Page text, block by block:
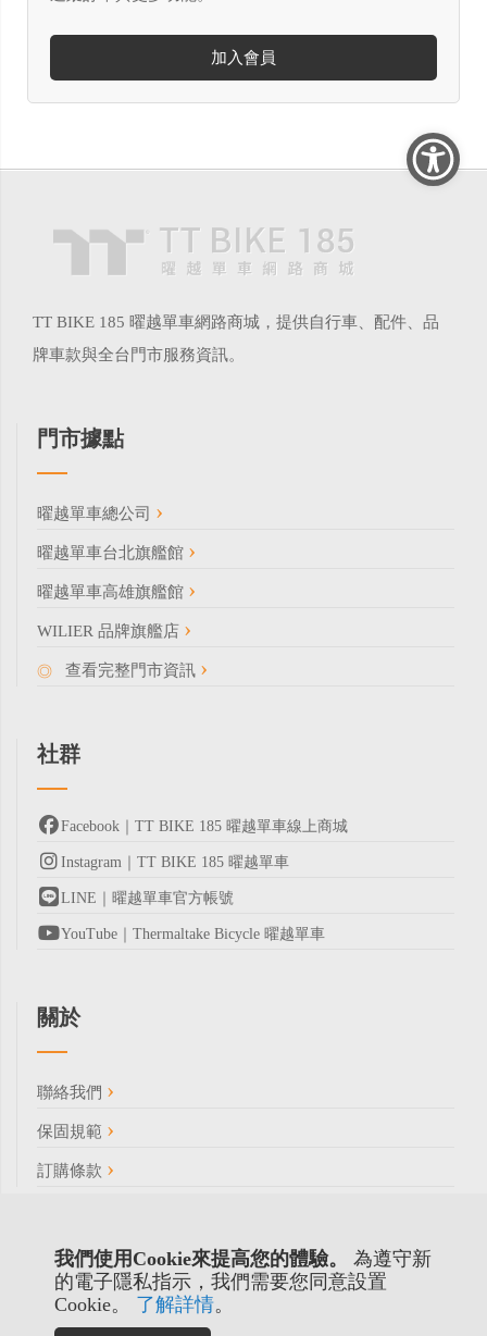
我們使用Cookie來提高您的體驗。
為遵守新
的電子隱私指示，我們需要您同意設置
Cookie。 了解詳情。
加入會員
TT BIKE 185 曜越單車網路商城，提供自行車、配件、品
牌車款與全台門市服務資訊。
門市據點
曜越單車總公司
曜越單車台北旗艦館
曜越單車高雄旗艦館
WILIER 品牌旗艦店
查看完整門市資訊
社群
Facebook｜TT BIKE 185 曜越單車線上商城
Instagram｜TT BIKE 185 曜越單車
LINE｜曜越單車官方帳號
YouTube｜Thermaltake Bicycle 曜越單車
關於
聯絡我們
保固規範
訂購條款